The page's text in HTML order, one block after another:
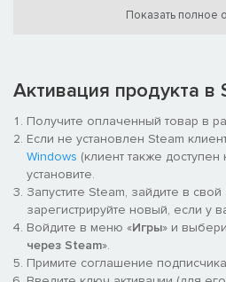
новые характеристики, включая
3) Большое количество
полезных побочных квестов,
4) Система дополнений:
шлем / туловище / руку с
или купите по всему миру.
статусные эффекты, элементарные
улучшения, с которыми
5) Углубленная система очков
Показать полное
Активация продукта в
Получите оплаченный товар в
Если не установлен Steam
Windows (клиент также доступен
установите.
Запустите Steam, зайдите в свой
зарегистрируйте новый, если у
Войдите в меню «Игры» и
через Steam».
Примите соглашение